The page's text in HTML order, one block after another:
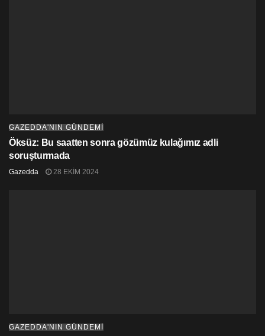
GAZEDDA'NIN GÜNDEMİ
Öksüz: Bu saatten sonra gözümüz kulağımız adli
soruşturmada
Gazedda 28 EKIM 2024
GAZEDDA'NIN GÜNDEMİ